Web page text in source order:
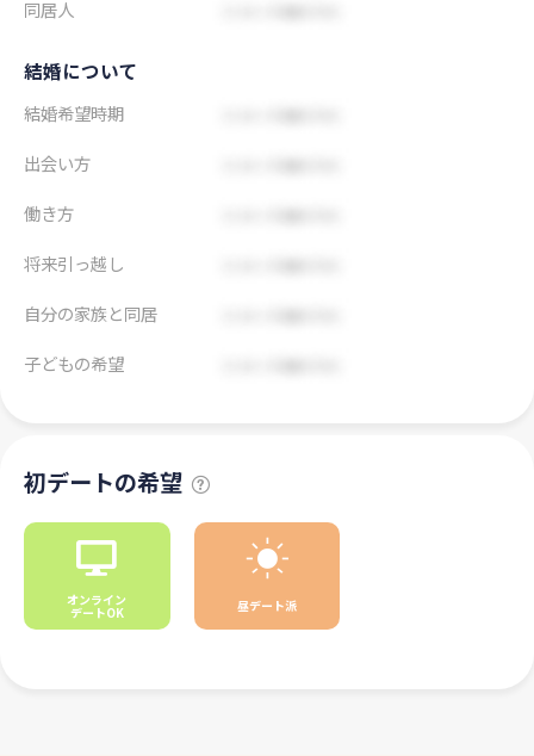
同居人
結婚について
結婚希望時期
出会い方
働き方
将来引っ越し
自分の家族と同居
子どもの希望
初デートの希望
オンライン
デートOK 昼デート派